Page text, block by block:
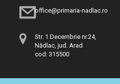
office@primaria-nadlac.ro
Str. 1 Decembrie nr.24,
Nădlac, jud. Arad
cod: 315500